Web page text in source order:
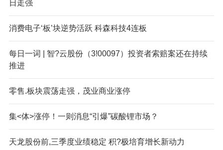
日走强
消费电子‘板’块逆势活跃 科森科技4连板
每日一词 | 智?云股份（3!00097）投资者索赔案还在持续
推进
零售.板块震荡走强，茂业商业涨停
集<体>涨停！一则消息“引爆”碳酸锂市场？
天龙股份前,三季度业绩稳定 积?极培育增长新动力